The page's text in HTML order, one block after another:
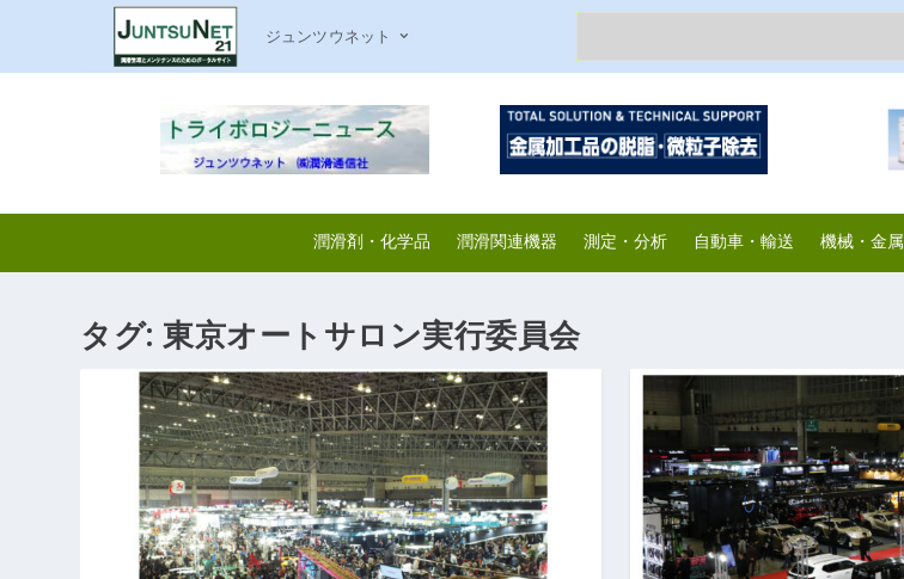
ジュンツウネット
潤滑剤・化学品 潤滑関連機器 測定・分析 自動車・輸送 機械・金属
タグ:東京オートサロン実行委員会